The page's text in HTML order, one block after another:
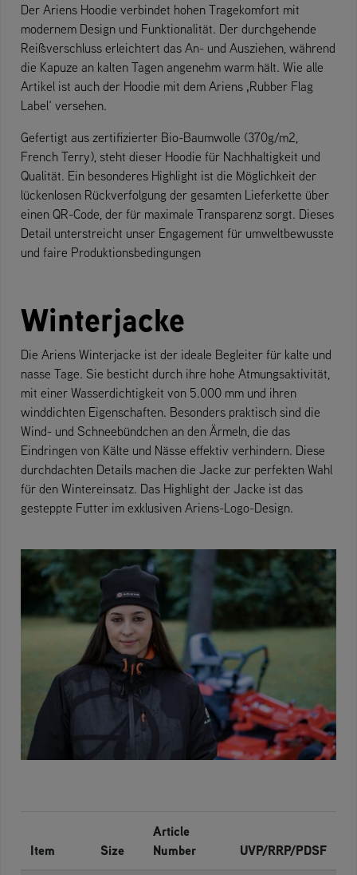
Der Ariens Hoodie verbindet hohen Tragekomfort mit
modernem Design und Funktionalität. Der durchgehende
Reißverschluss erleichtert das An- und Ausziehen, während
die Kapuze an kalten Tagen angenehm warm hält. Wie alle
Artikel ist auch der Hoodie mit dem Ariens ‚Rubber Flag
Label‘ versehen.
Gefertigt aus zertifizierter Bio-Baumwolle (370g/m2,
French Terry), steht dieser Hoodie für Nachhaltigkeit und
Qualität. Ein besonderes Highlight ist die Möglichkeit der
lückenlosen Rückverfolgung der gesamten Lieferkette über
einen QR-Code, der für maximale Transparenz sorgt. Dieses
Detail unterstreicht unser Engagement für umweltbewusste
und faire Produktionsbedingungen
Winterjacke
Die Ariens Winterjacke ist der ideale Begleiter für kalte und
nasse Tage. Sie besticht durch ihre hohe Atmungsaktivität,
mit einer Wasserdichtigkeit von 5.000 mm und ihren
winddichten Eigenschaften. Besonders praktisch sind die
Wind- und Schneebündchen an den Ärmeln, die das
Eindringen von Kälte und Nässe effektiv verhindern. Diese
durchdachten Details machen die Jacke zur perfekten Wahl
für den Wintereinsatz. Das Highlight der Jacke ist das
gesteppte Futter im exklusiven Ariens-Logo-Design.
Item Size
Article
Number
UVP/RRP/PDSF